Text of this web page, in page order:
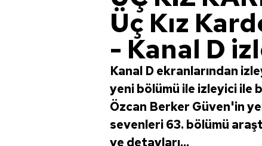
Üç Kız
- Kanal D
Kanal D ekranlarından
yeni bölümü ile izleyici ile
Özcan Berker Güven'in
sevenleri 63. bölümü
ve detayları...